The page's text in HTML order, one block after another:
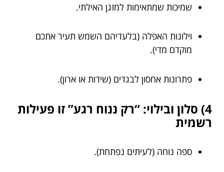
שמיכות שמתאימות למזגן האילתי.
וילונות האפלה (בלעדיהם השמש תעיר אתכם
מוקדם מדי).
פתרונות אחסון לבגדים (שידות או ארון).
4) סלון ובילוי: “רק ננוח רגע” זו פעילות
רשמית
ספה נוחה (לעיתים נפתחת).